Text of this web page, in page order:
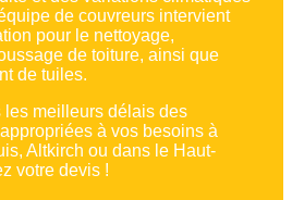
de couvreurs intervient
pour le nettoyage,
de toiture, ainsi que
de tuiles.
les meilleurs délais des
à vos besoins à
Altkirch ou dans le Haut-
votre devis !